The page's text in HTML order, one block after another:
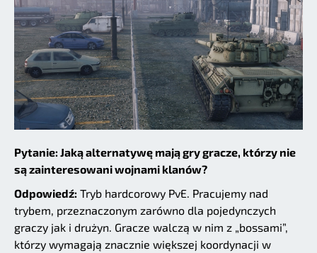
Pytanie: Jaką alternatywę mają gry gracze, którzy nie
są zainteresowani wojnami klanów?
Odpowiedź: Tryb hardcorowy PvE. Pracujemy nad
trybem, przeznaczonym zarówno dla pojedynczych
graczy jak i drużyn. Gracze walczą w nim z „bossami”,
którzy wymagają znacznie większej koordynacji w